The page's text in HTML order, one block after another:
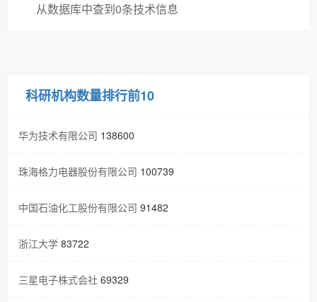
从数据库中查到0条技术信息
科研机构数量排行前10
华为技术有限公司 138600
珠海格力电器股份有限公司 100739
中国石油化工股份有限公司 91482
浙江大学 83722
三星电子株式会社 69329